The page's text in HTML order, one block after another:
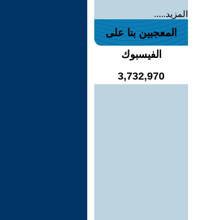
المزيد.....
المعجبين بنا على
الفيسبوك
3,732,970